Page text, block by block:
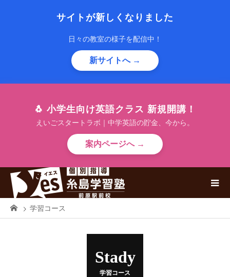
サイトが新しくなりました
日々の教室の様子を配信中！
新サイトへ →
🐧 小学生向け英語クラス 新規開講！
えいごスタートラボ｜中学英語の貯金、今から。
案内ページへ →
学習コース
Stady
学習コース